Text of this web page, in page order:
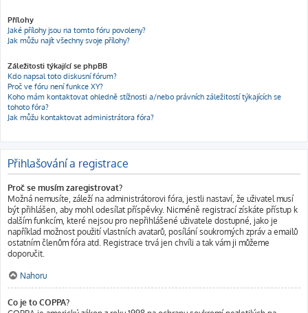
Přílohy
Jaké přílohy jsou na tomto fóru povoleny?
Jak můžu najít všechny svoje přílohy?
Záležitosti týkající se phpBB
Kdo napsal toto diskusní fórum?
Proč ve fóru není funkce XY?
Koho mám kontaktovat ohledně stížnosti a/nebo právních záležitostí týkajících se
tohoto fóra?
Jak můžu kontaktovat administrátora fóra?
Přihlašování a registrace
Proč se musím zaregistrovat?
Možná nemusíte, záleží na administrátorovi fóra, jestli nastaví, že uživatel musí
být přihlášen, aby mohl odesílat příspěvky. Nicméně registrací získáte přístup k
dalším funkcím, které nejsou pro nepřihlášené uživatele dostupné, jako je
například možnost použití vlastních avatarů, posílání soukromých zpráv a emailů
ostatním členům fóra atd. Registrace trvá jen chvíli a tak vám ji můžeme
doporučit.
Nahoru
Co je to COPPA?